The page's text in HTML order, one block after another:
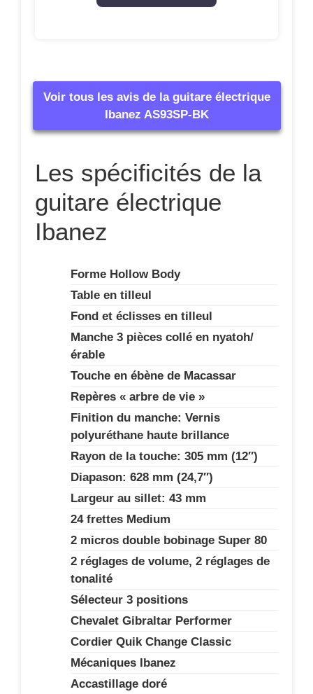
Voir tous les avis de la guitare électrique
Ibanez AS93SP-BK
Les spécificités de la
guitare électrique
Ibanez
Forme Hollow Body
Table en tilleul
Fond et éclisses en tilleul
Manche 3 pièces collé en nyatoh/
érable
Touche en ébène de Macassar
Repères « arbre de vie »
Finition du manche: Vernis
polyuréthane haute brillance
Rayon de la touche: 305 mm (12″)
Diapason: 628 mm (24,7″)
Largeur au sillet: 43 mm
24 frettes Medium
2 micros double bobinage Super 80
2 réglages de volume, 2 réglages de
tonalité
Sélecteur 3 positions
Chevalet Gibraltar Performer
Cordier Quik Change Classic
Mécaniques Ibanez
Accastillage doré